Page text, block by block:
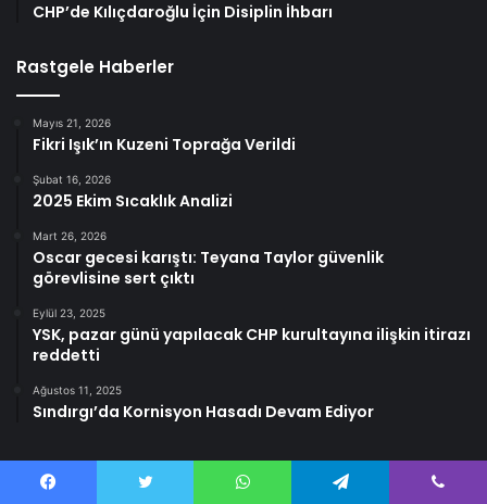
CHP’de Kılıçdaroğlu İçin Disiplin İhbarı
Rastgele Haberler
Mayıs 21, 2026
Fikri Işık’ın Kuzeni Toprağa Verildi
Şubat 16, 2026
2025 Ekim Sıcaklık Analizi
Mart 26, 2026
Oscar gecesi karıştı: Teyana Taylor güvenlik
görevlisine sert çıktı
Eylül 23, 2025
YSK, pazar günü yapılacak CHP kurultayına ilişkin itirazı
reddetti
Ağustos 11, 2025
Sındırgı’da Kornisyon Hasadı Devam Ediyor